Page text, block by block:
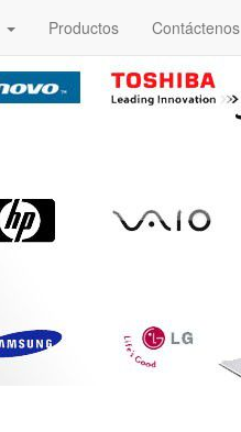
Productos Contáctenos